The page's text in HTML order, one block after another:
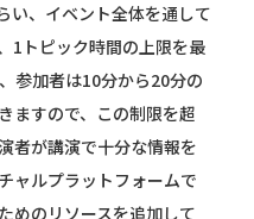
い、イベント全体を通して
1トピック時間の上限を最
参加者は10分から20分の
ますので、この制限を超
者が講演で十分な情報を
ャルプラットフォームで
めのリソースを追加して